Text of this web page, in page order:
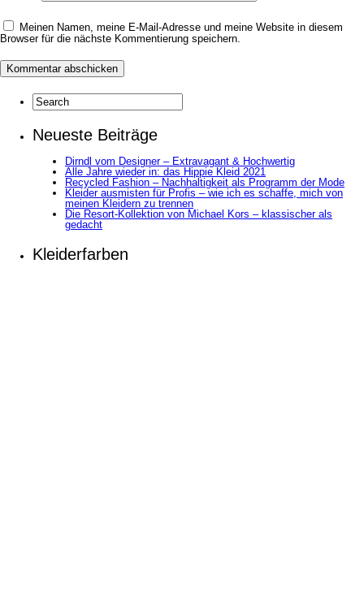
Meinen Namen, meine E-Mail-Adresse und meine Website in diesem
Browser für die nächste Kommentierung speichern.
Neueste Beiträge
Dirndl vom Designer – Extravagant & Hochwertig
Alle Jahre wieder in: das Hippie Kleid 2021
Recycled Fashion – Nachhaltigkeit als Programm der Mode
Kleider ausmisten für Profis – wie ich es schaffe, mich von
meinen Kleidern zu trennen
Die Resort-Kollektion von Michael Kors – klassischer als
gedacht
Kleiderfarben